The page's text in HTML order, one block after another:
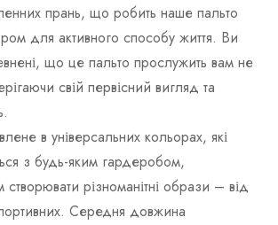
прань, що робить наше пальто
для активного способу життя. Ви
що це пальто прослужить вам не
свій первісний вигляд та
в універсальних кольорах, які
з будь-яким гардеробом,
різноманітні образи – від
Середня довжина